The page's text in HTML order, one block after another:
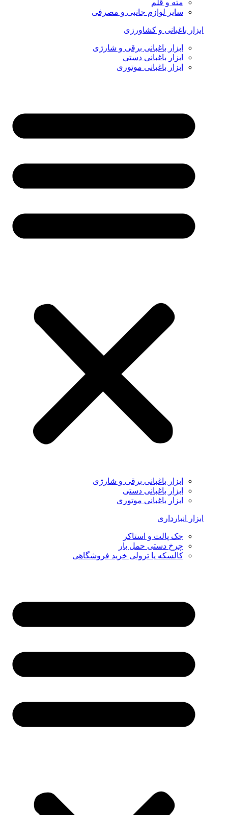
مته و قلم
سایر لوازم جانبی و مصرفی
ابزار باغبانی و کشاورزی
ابزار باغبانی برقی و شارژی
ابزار باغبانی دستی
ابزار باغبانی موتوری
ابزار باغبانی برقی و شارژی
ابزار باغبانی دستی
ابزار باغبانی موتوری
ابزار انبارداری
جک پالت و استاکر
چرخ دستی حمل بار
کالسکه یا ترولی خرید فروشگاهی